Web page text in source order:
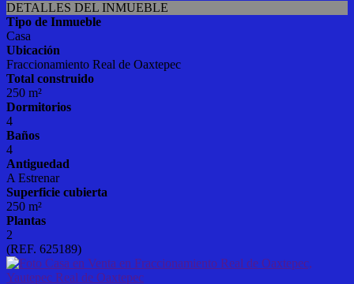
DETALLES DEL INMUEBLE
Tipo de Inmueble
Casa
Ubicación
Fraccionamiento Real de Oaxtepec
Total construido
250 m²
Dormitorios
4
Baños
4
Antiguedad
A Estrenar
Superficie cubierta
250 m²
Plantas
2
(REF. 625189)